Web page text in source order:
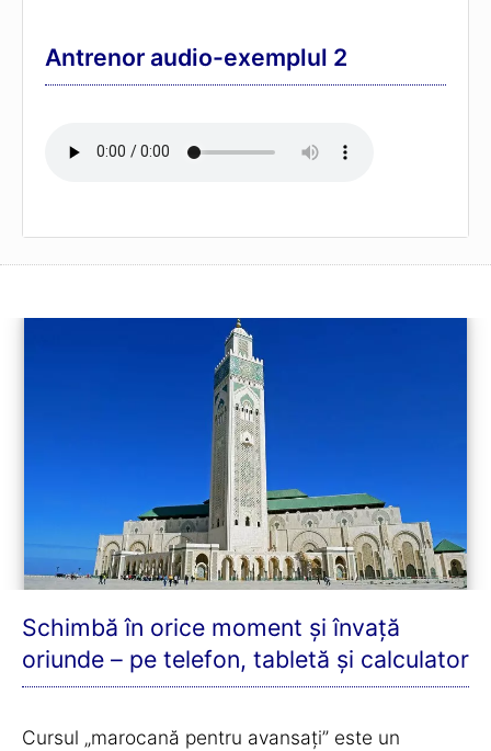
Antrenor audio-exemplul 2
Schimbă în orice moment și învață
oriunde – pe telefon, tabletă și calculator
Cursul „marocană pentru avansați” este un